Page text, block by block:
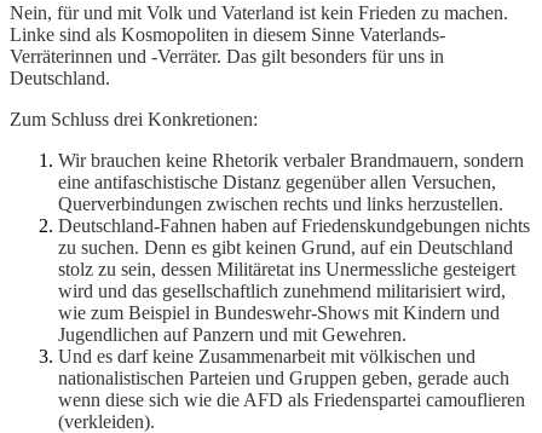
Nein, für und mit Volk und Vaterland ist kein Frieden zu machen.
Linke sind als Kosmopoliten in diesem Sinne Vaterlands-
Verräterinnen und -Verräter. Das gilt besonders für uns in
Deutschland.
Zum Schluss drei Konkretionen:
Wir brauchen keine Rhetorik verbaler Brandmauern, sondern
eine antifaschistische Distanz gegenüber allen Versuchen,
Querverbindungen zwischen rechts und links herzustellen.
Deutschland-Fahnen haben auf Friedenskundgebungen nichts
zu suchen. Denn es gibt keinen Grund, auf ein Deutschland
stolz zu sein, dessen Militäretat ins Unermessliche gesteigert
wird und das gesellschaftlich zunehmend militarisiert wird,
wie zum Beispiel in Bundeswehr-Shows mit Kindern und
Jugendlichen auf Panzern und mit Gewehren.
Und es darf keine Zusammenarbeit mit völkischen und
nationalistischen Parteien und Gruppen geben, gerade auch
wenn diese sich wie die AFD als Friedenspartei camouflieren
(verkleiden).